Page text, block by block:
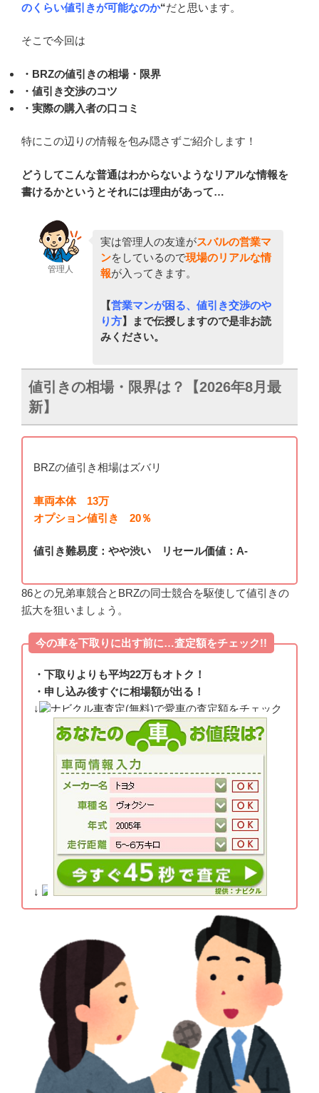
のくらい値引きが可能なのか“だと思います。
そこで今回は
・BRZの値引きの相場・限界
・値引き交渉のコツ
・実際の購入者の口コミ
特にこの辺りの情報を包み隠さずご紹介します！
どうしてこんな普通はわからないようなリアルな情報を
書けるかというとそれには理由があって…
管理人
実は管理人の友達がスバルの営業マ
ンをしているので現場のリアルな情
報が入ってきます。
【営業マンが困る、値引き交渉のや
り方】まで伝授しますので是非お読
みください。
値引きの相場・限界は？【2026年8月最
新】
BRZの値引き相場はズバリ
車両本体 13万
オプション値引き 20％
値引き難易度：やや渋い リセール価値：A-
86との兄弟車競合とBRZの同士競合を駆使して値引きの
拡大を狙いましょう。
今の車を下取りに出す前に…査定額をチェック!!
・下取りよりも平均22万もオトク！
・申し込み後すぐに相場額が出る！
↓
ナビクル車査定(無料)で愛車の査定額をチェック
↓